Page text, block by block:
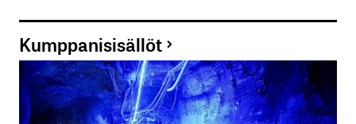
Kumppanisisällöt